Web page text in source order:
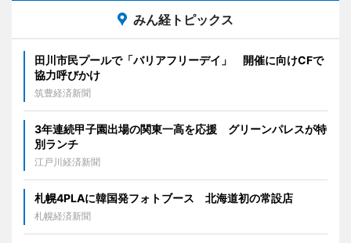
みん経トピックス
田川市民プールで「バリアフリーデイ」 開催に向けCFで
協力呼びかけ
筑豊経済新聞
3年連続甲子園出場の関東一高を応援 グリーンパレスが特
別ランチ
江戸川経済新聞
札幌4PLAに韓国発フォトブース 北海道初の常設店
札幌経済新聞